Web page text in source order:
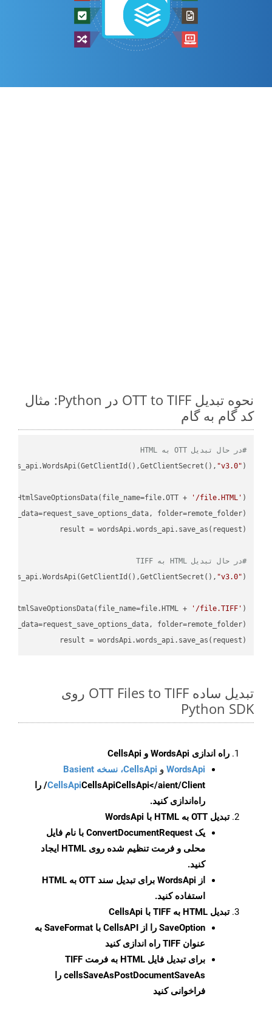
نحوه تبدیل OTT to TIFF در Python: مثال
کد گام به گام
#در حال تبدیل OTT به HTML
"v3.0"
+ '/file.HTML' )
folder=remote_folder)
result
#در حال تبدیل HTML به TIFF
"v3.0"
+ '/file.TIFF' )
folder=remote_folder)
result = wordsApi.words_api.save_as(request)
تبدیل ساده OTT Files to TIFF روی
Python SDK
راه اندازی WordsApi و CellsApi
WordsApi و CellsApi، نسخه Basient
CellsApiCellsApi
CellsApi</aient/Client/ را
راه‌اندازی کنید.
تبدیل OTT به HTML با WordsApi
یک ConvertDocumentRequest با نام فایل
محلی و فرمت تنظیم شده روی HTML ایجاد
کنید.
از WordsApi برای تبدیل سند OTT به HTML
استفاده کنید.
تبدیل HTML به TIFF با CellsApi
SaveOption
را از CellsAPI با SaveFormat به
عنوان TIFF راه اندازی کنید
برای تبدیل فایل HTML به فرمت
TIFF
cellsSaveAsPostDocumentSaveAs را
فراخوانی کنید